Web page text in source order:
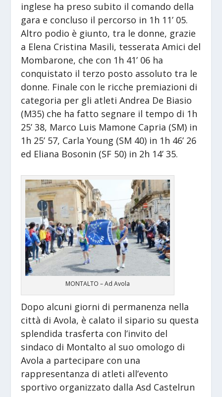
inglese ha preso subito il comando della
gara e concluso il percorso in 1h 11’ 05.
Altro podio è giunto, tra le donne, grazie
a Elena Cristina Masili, tesserata Amici del
Mombarone, che con 1h 41’ 06 ha
conquistato il terzo posto assoluto tra le
donne. Finale con le ricche premiazioni di
categoria per gli atleti Andrea De Biasio
(M35) che ha fatto segnare il tempo di 1h
25’ 38, Marco Luis Mamone Capria (SM) in
1h 25’ 57, Carla Young (SM 40) in 1h 46’ 26
ed Eliana Bosonin (SF 50) in 2h 14’ 35.
MONTALTO – Ad Avola
Dopo alcuni giorni di permanenza nella
città di Avola, è calato il sipario su questa
splendida trasferta con l’invito del
sindaco di Montalto al suo omologo di
Avola a partecipare con una
rappresentanza di atleti all’evento
sportivo organizzato dalla Asd Castelrun